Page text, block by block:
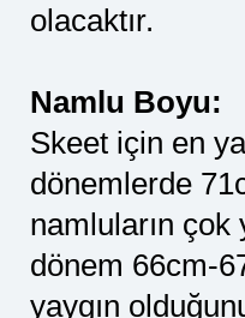
olacaktır.
Namlu Boyu:
Skeet için en
dönemlerde
namluların çok
dönem 66cm-
yaygın